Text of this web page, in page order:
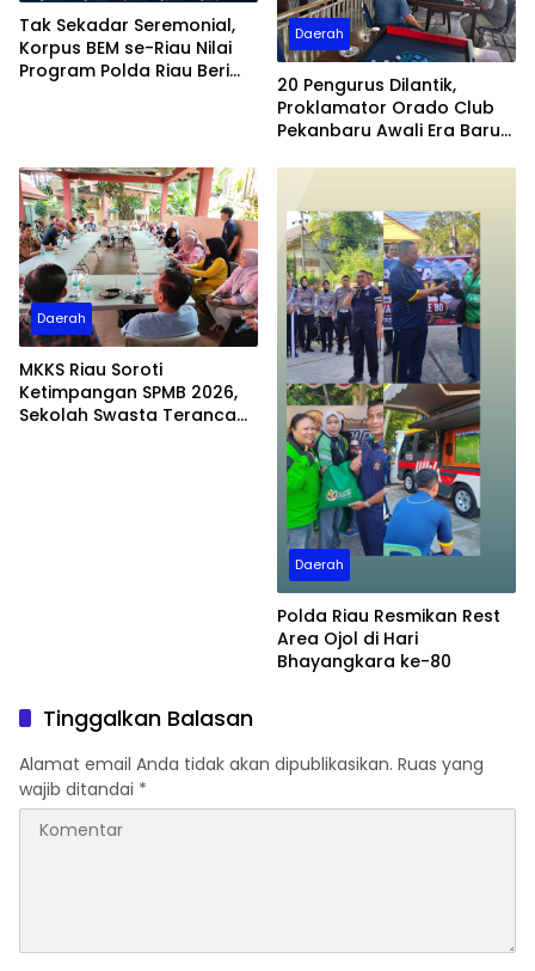
Tak Sekadar Seremonial,
Korpus BEM se-Riau Nilai
Program Polda Riau Beri
Daerah
20 Pengurus Dilantik,
Proklamator Orado Club
Pekanbaru Awali Era Baru
Daerah
MKKS Riau Soroti
Ketimpangan SPMB 2026,
Sekolah Swasta Terancam
Daerah
Polda Riau Resmikan Rest
Area Ojol di Hari
Bhayangkara ke-80
Tinggalkan Balasan
Alamat email Anda tidak akan dipublikasikan. Ruas yang
wajib ditandai *